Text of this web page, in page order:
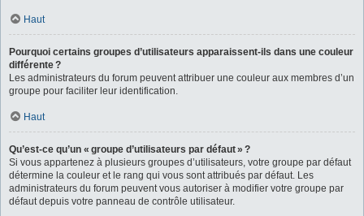
Haut
Pourquoi certains groupes d’utilisateurs apparaissent-ils dans une couleur
différente ?
Les administrateurs du forum peuvent attribuer une couleur aux membres d’un
groupe pour faciliter leur identification.
Haut
Qu’est-ce qu’un « groupe d’utilisateurs par défaut » ?
Si vous appartenez à plusieurs groupes d’utilisateurs, votre groupe par défaut
détermine la couleur et le rang qui vous sont attribués par défaut. Les
administrateurs du forum peuvent vous autoriser à modifier votre groupe par
défaut depuis votre panneau de contrôle utilisateur.